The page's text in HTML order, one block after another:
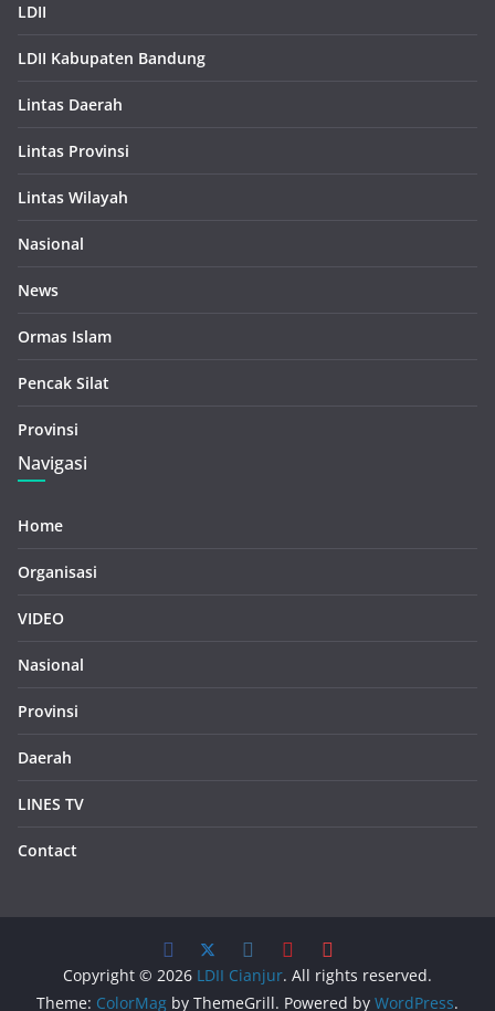
LDII
LDII Kabupaten Bandung
Lintas Daerah
Lintas Provinsi
Lintas Wilayah
Nasional
News
Ormas Islam
Pencak Silat
Provinsi
Navigasi
Home
Organisasi
VIDEO
Nasional
Provinsi
Daerah
LINES TV
Contact
Copyright © 2026 LDII Cianjur. All rights reserved.
Theme: ColorMag by ThemeGrill. Powered by WordPress.